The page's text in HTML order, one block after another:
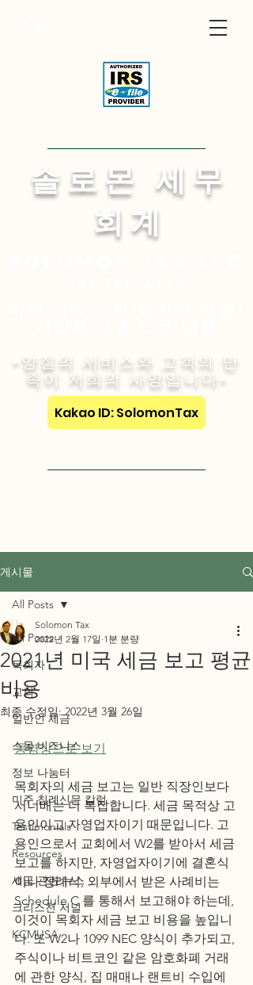
​솔 로 몬 세 무
회 계
-양질의 서비스와 고객의 만
족이 저희의 사명입니다-
Kakao ID: SolomonTax
게시물
All Posts
목회자
교회
일반인 세금
스몰 비즈니스
정보 나눔터
미주 침례신문 칼럼
Testimonials
Resources
세금 관련 뉴스
크리스천 저널
KCMUSA
All Posts
2021년 미국 세금 보고 평균
비용
Solomon Tax
2022년 2월 17일 1분 분량
최종 수정일:2022년 3월 26일
동영상으로 보기
목회자의 세금 보고는 일반 직장인보다
서너배는 더 복잡합니다. 세금 목적상 고
용인이고 자영업자이기 때문입니다. 고
용인으로서 교회에서 W2를 받아서 세금
보고를 하지만, 자영업자이기에 결혼식
이나 장례식, 외부에서 받은 사례비는
Schedule C 를 통해서 보고해야 하는데,
이것이 목회자 세금 보고 비용을 높입니
다. 또 W2나 1099 NEC 양식이 추가되고,
주식이나 비트코인 같은 암호화폐 거래
에 관한 양식, 집 매매나 랜트비 수입에